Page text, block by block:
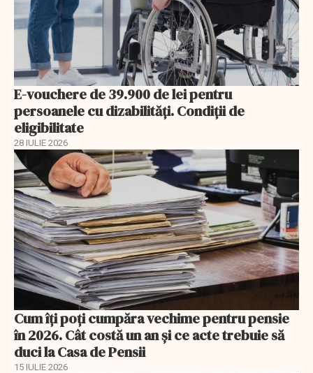
E-vouchere de 39.900 de lei pentru
persoanele cu dizabilități. Condiții de
eligibilitate
28 IULIE 2026
Cum îți poți cumpăra vechime pentru pensie
în 2026. Cât costă un an și ce acte trebuie să
duci la Casa de Pensii
15 IULIE 2026